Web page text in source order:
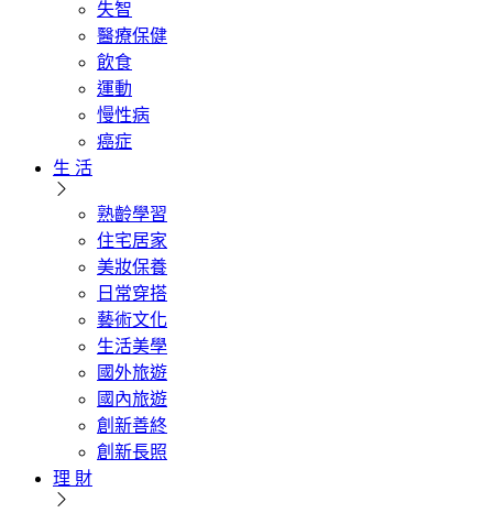
失智
醫療保健
飲食
運動
慢性病
癌症
生 活
熟齡學習
住宅居家
美妝保養
日常穿搭
藝術文化
生活美學
國外旅遊
國內旅遊
創新善終
創新長照
理 財